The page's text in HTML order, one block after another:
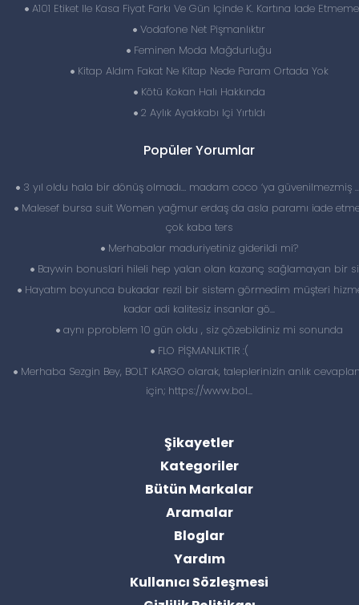
A101 Etiket Ile Kasa Fiyat Farkı Ve Gün Içinde K. Kartına Iade
Vodafone Net Pişmanlıktır
Feminen Moda Mağdurluğu
Kitap Aldım Fakat Ne Kitap Nede Param Ortada Yok
Kötü Kokan Halı Hakkında
2 Aylık Ayakkabı Içi Yırtıldı
Popüler Yorumlar
3 yıl oldu hala bir dönüş olmadı… madam coco ‘ya güvenilmezmiş
Malesef bursa suit Women yağmur erdaş da asla paramı iade
çok kaba ters
Merhabalar maduriyetiniz giderildi mi?
Baywin bonuslari hileli hep yalan olan kazanç sağlamayan bir
Hayatım boyunca bukadar rezil bir sistem görmedim müşteri
kadar adi kalitesiz insanlar gö...
aynı pproblem 10 gün oldu , siz çözebildiniz mi sonunda
FLO PİŞMANLIKTIR :(
Merhaba Sezgin Bey, BOLT KARGO olarak, taleplerinizin anlık
için; https://www.bol...
Şikayetler
Kategoriler
Bütün Markalar
Aramalar
Bloglar
Yardım
Kullanıcı Sözleşmesi